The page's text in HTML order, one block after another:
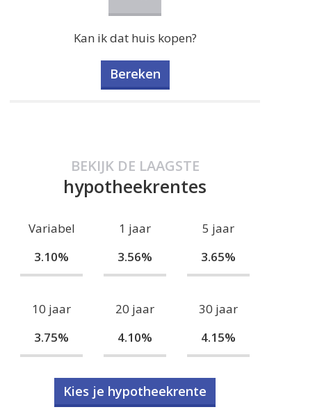
Kan ik dat huis kopen?
Bereken
BEKIJK DE LAAGSTE
hypotheekrentes
Variabel
3.10%
1 jaar
3.56%
5 jaar
3.65%
10 jaar
3.75%
20 jaar
4.10%
30 jaar
4.15%
Kies je hypotheekrente